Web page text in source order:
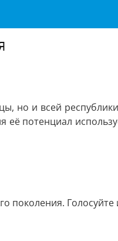
но и всей
потенциал
Голосуйте